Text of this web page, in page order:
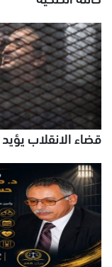
قضاء الانقلاب